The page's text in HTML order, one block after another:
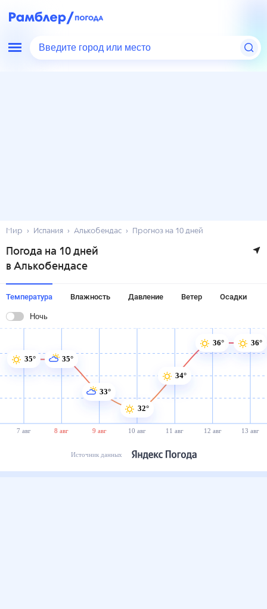
Введите город или место
Мир Испания Алькобендас Прогноз на 10 дней
Погода на 10 дней
в Алькобендасе
Температура Влажность Давление Ветер Осадки
Ночь
7 авг 8 авг 9 авг 10 авг 11 авг 12 авг 13 авг
35° 35°
33°
32°
34°
36° 36°
Источник данных